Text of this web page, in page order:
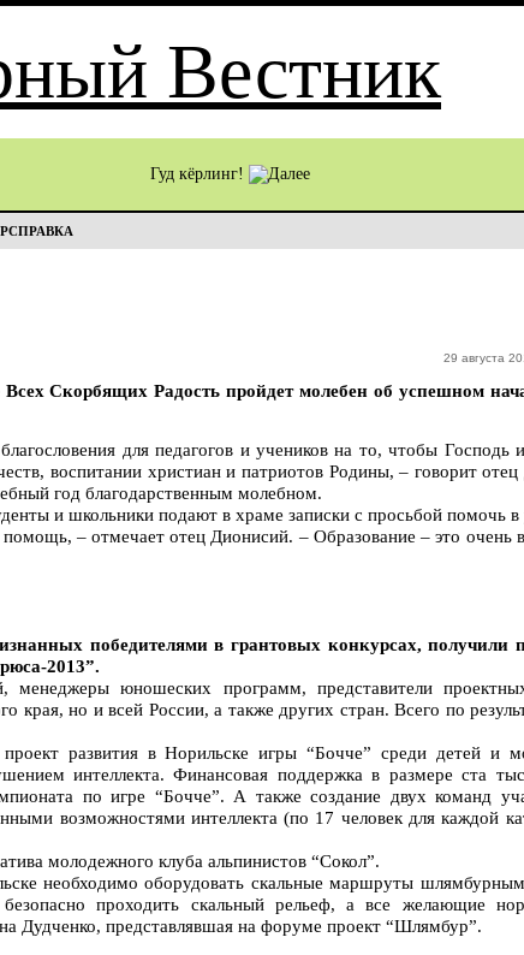
Гуд кёрлинг!
29 августа
Скорбящих Радость пройдет молебен об успешном
для педагогов и учеников на то, чтобы Господь
воспитании христиан и патриотов Родины, – говорит
год благодарственным молебном.
и школьники подают в храме записки с просьбой помочь в
– отмечает отец Дионисий. – Образование – это очень
победителями в грантовых конкурсах, получили
2013”.
юношеских программ, представители
края, но и всей России, а также других стран. Всего по
развития в Норильске игры “Бочче” среди детей и
интеллекта. Финансовая поддержка в размере ста
по игре “Бочче”. А также создание двух команд
возможностями интеллекта (по 17 человек для каждой
молодежного клуба альпинистов “Сокол”.
необходимо оборудовать скальные маршруты
проходить скальный рельеф, а все желающие
Дудченко, представлявшая на форуме проект “Шлямбур”.